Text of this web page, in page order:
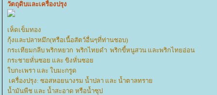
วัตถุดิบและเครื่องปรุง
เห็ดเข็มทอง
กุ้งและปลาหมึก(หรือเนื้อสัตว์อื่นๆที่ท่านชอบ)
กระเทียมกลีบ พริกหยวก พริกไทยดำ พริกขี้หนูสวน และพริกไทยอ่อน
กระชายหั่นซอย และ ขิงหั่นซอ
บกะเพรา และ ใบมะกรูด
เครื่องปรุง: ซอสหอยนางรม น้ำปลา และ น้ำตาลทรา
น้ำมันพืช และ น้ำสะอาด หรือน้ำซุป